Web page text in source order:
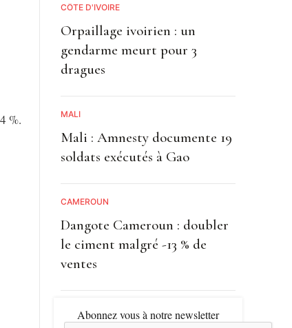
%.
CÔTE D'IVOIRE
Orpaillage ivoirien : un
gendarme meurt pour 3
dragues
MALI
Mali : Amnesty documente 19
soldats exécutés à Gao
CAMEROUN
Dangote Cameroun : doubler
le ciment malgré -13 % de
ventes
Abonnez vous à notre newsletter